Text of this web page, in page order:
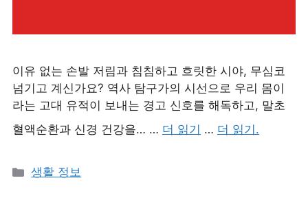
이유 없는 손발 저림과 침침하고 흐릿한 시야, 무심코
넘기고 계신가요? 역사 탐구가의 시선으로 우리 몸이
라는 고대 유적이 보내는 경고 신호를 해독하고, 말초
혈액순환과 신경 건강을… … 더 읽기 … 더 읽기.
카
생활 정보